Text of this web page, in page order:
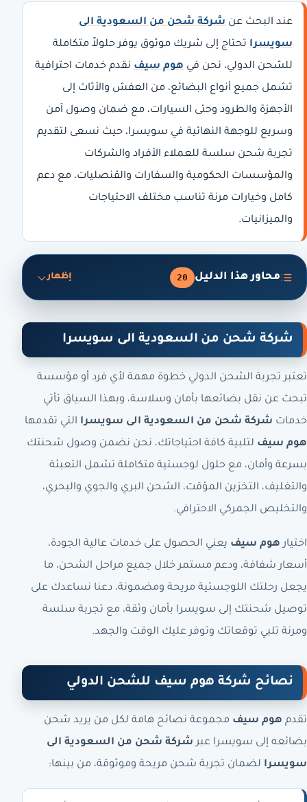
عند البحث عن شركة شحن من السعودية الى
سويسرا تحتاج إلى شريك موثوق يوفر حلولاً متكاملة
للشحن الدولي، نحن في هوم سيف نقدم خدمات احترافية
تشمل جميع أنواع البضائع، من العفش والأثاث إلى
الأجهزة والطرود وحتى السيارات، مع ضمان وصول آمن
وسريع للوجهة النهائية في سويسرا، حيث نسعى لتقديم
تجربة شحن سلسة للعملاء الأفراد والشركات
والمؤسسات الحكومية والسفارات والقنصليات، مع دعم
كامل وخيارات مرنة تناسب مختلف الاحتياجات
والميزانيات.
محاور هذا الدليل 20 إظهار
شركة شحن من السعودية الى سويسرا
تعتبر تجربة الشحن الدولي خطوة مهمة لأي فرد أو مؤسسة
تبحث عن نقل بضائعها بأمان وسلاسة، وبهذا السياق تأتي
خدمات شركة شحن من السعودية الى سويسرا التي تقدمها
هوم سيف لتلبية كافة احتياجاتك، نحن نضمن وصول شحنتك
بسرعة وأمان، مع حلول لوجستية متكاملة تشمل التعبئة
والتغليف، التخزين المؤقت، الشحن البري والجوي والبحري،
والتخليص الجمركي الاحترافي.
اختيار هوم سيف يعني الحصول على خدمات عالية الجودة،
أسعار شفافة، ودعم مستمر خلال جميع مراحل الشحن، ما
يجعل رحلتك اللوجستية مريحة ومضمونة، دعنا نساعدك على
توصيل شحنتك إلى سويسرا بأمان وثقة، مع تجربة سلسة
ومرنة تلبي توقعاتك وتوفر عليك الوقت والجهد.
نصائح شركة هوم سيف للشحن الدولي
تقدم هوم سيف مجموعة نصائح هامة لكل من يريد شحن
بضائعه إلى سويسرا عبر شركة شحن من السعودية الى
سويسرا لضمان تجربة شحن مريحة وموثوقة، من بينها: